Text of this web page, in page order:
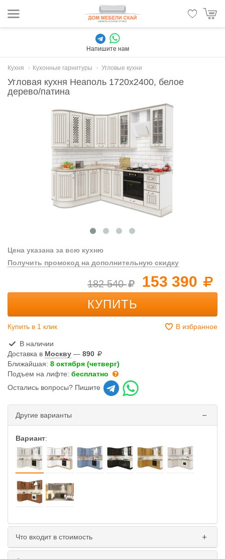
Напишите нам
Кухня Кухонные гарнитуры Угловые кухни
Угловая кухня Неаполь 1720x2400, белое
дерево/патина
Цена указана за всю кухню
Получить промокод на дополнительную скидку
153 390
182 540
КУПИТЬ
Купить в 1 клик В избранное
В наличии
Доставка в Москву — 890
Ближайшая: 8 октября (четверг)
Подъем на лифте: бесплатно
Остались вопросы? Пишите
Другие варианты
Вариант:
Что входит в стоимость